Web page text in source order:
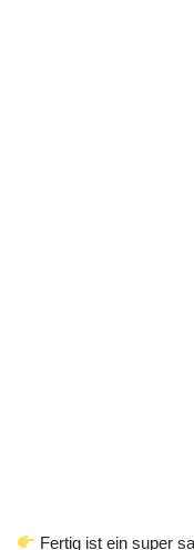
Fertig ist ein super